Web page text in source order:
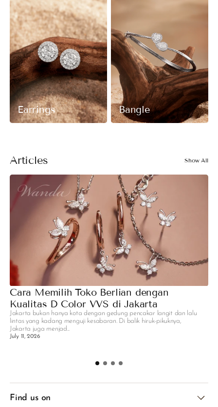
Earrings Bangle
Articles Show All
Cara Memilih Toko Berlian dengan
Kualitas D Color VVS di Jakarta
Jakarta bukan hanya kota dengan gedung pencakar langit dan lalu
lintas yang kadang menguji kesabaran. Di balik hiruk-pikuknya,
Jakarta juga menjad...
July 11, 2026
Find us on